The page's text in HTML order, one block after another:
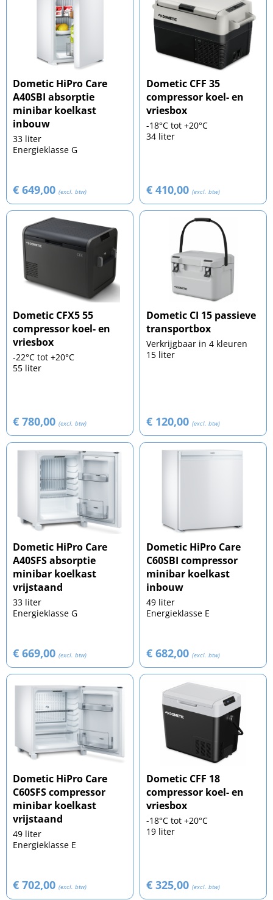
Dometic HiPro Care
A40SBI absorptie
minibar koelkast
inbouw
33 liter
Energieklasse G
€ 649,00 (excl. btw)
Dometic CFF 35
compressor koel- en
vriesbox
-18°C tot +20°C
34 liter
€ 410,00 (excl. btw)
Dometic CFX5 55
compressor koel- en
vriesbox
-22°C tot +20°C
55 liter
€ 780,00 (excl. btw)
Dometic CI 15 passieve
transportbox
Verkrijgbaar in 4 kleuren
15 liter
€ 120,00 (excl. btw)
Dometic HiPro Care
A40SFS absorptie
minibar koelkast
vrijstaand
33 liter
Energieklasse G
€ 669,00 (excl. btw)
Dometic HiPro Care
C60SBI compressor
minibar koelkast
inbouw
49 liter
Energieklasse E
€ 682,00 (excl. btw)
Dometic HiPro Care
C60SFS compressor
minibar koelkast
vrijstaand
49 liter
Energieklasse E
€ 702,00 (excl. btw)
Dometic CFF 18
compressor koel- en
vriesbox
-18°C tot +20°C
19 liter
€ 325,00 (excl. btw)